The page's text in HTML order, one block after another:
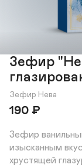
Зефир
Зефир Нева
190 ₽
Зефир
изысканным
хрустящей